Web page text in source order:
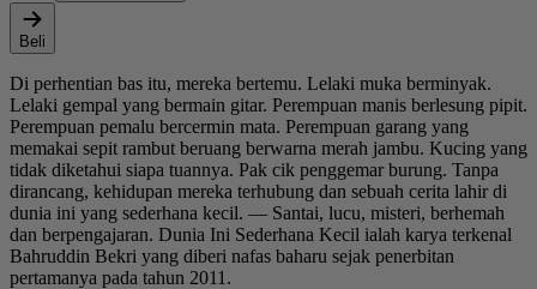
Beli
Di perhentian bas itu, mereka bertemu. Lelaki muka berminyak.
Lelaki gempal yang bermain gitar. Perempuan manis berlesung pipit.
Perempuan pemalu bercermin mata. Perempuan garang yang
memakai sepit rambut beruang berwarna merah jambu. Kucing yang
tidak diketahui siapa tuannya. Pak cik penggemar burung. Tanpa
dirancang, kehidupan mereka terhubung dan sebuah cerita lahir di
dunia ini yang sederhana kecil. — Santai, lucu, misteri, berhemah
dan berpengajaran. Dunia Ini Sederhana Kecil ialah karya terkenal
Bahruddin Bekri yang diberi nafas baharu sejak penerbitan
pertamanya pada tahun 2011.